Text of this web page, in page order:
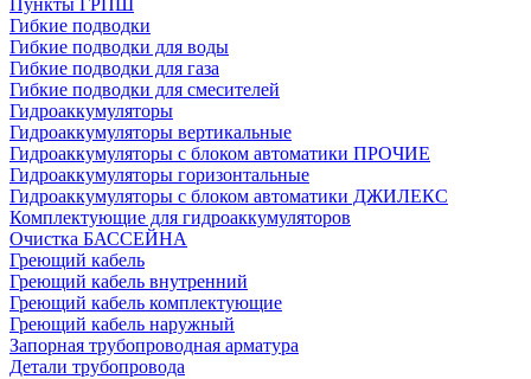
Пункты ГРПШ
Гибкие подводки
Гибкие подводки для воды
Гибкие подводки для газа
Гибкие подводки для смесителей
Гидроаккумуляторы
Гидроаккумуляторы вертикальные
Гидроаккумуляторы с блоком автоматики ПРОЧИЕ
Гидроаккумуляторы горизонтальные
Гидроаккумуляторы с блоком автоматики ДЖИЛЕКС
Комплектующие для гидроаккумуляторов
Очистка БАССЕЙНА
Греющий кабель
Греющий кабель внутренний
Греющий кабель комплектующие
Греющий кабель наружный
Запорная трубопроводная арматура
Детали трубопровода